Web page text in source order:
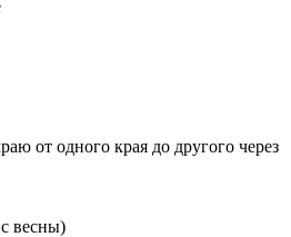
от одного края до другого через
весны)